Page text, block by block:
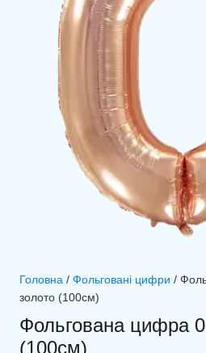
Головна / Фольговані цифри /
золото (100см)
Фольгована цифра
(100см)